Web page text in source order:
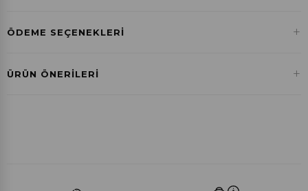
ÖDEME SEÇENEKLERI +
Havale ile Ödeme
ÜRÜN ÖNERILERI +